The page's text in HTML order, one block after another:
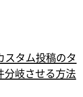
スタム投稿のタ
分岐させる方法